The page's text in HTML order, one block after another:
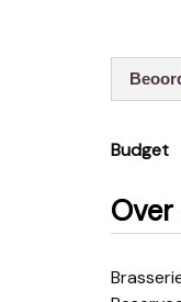
Budget
Brasserie Epoque Sinds 1 september in een nieuw jasje gestoken en ook open op weekavonden!